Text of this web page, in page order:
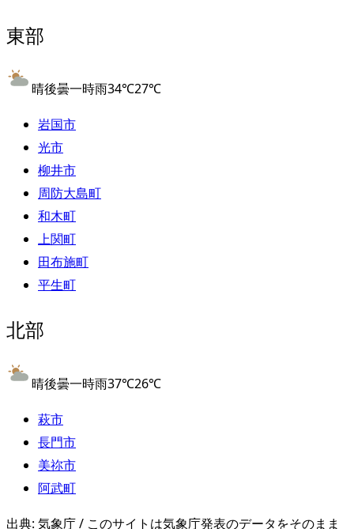
東部
晴後曇一時雨34℃27℃
岩国市
光市
柳井市
周防大島町
和木町
上関町
田布施町
平生町
北部
晴後曇一時雨37℃26℃
萩市
長門市
美祢市
阿武町
出典: 気象庁 / このサイトは気象庁発表のデータをそのまま